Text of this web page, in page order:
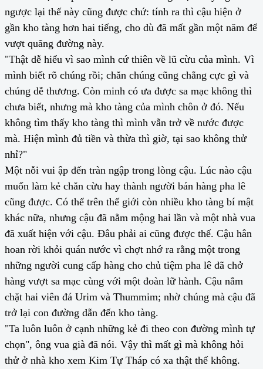
ngược lại thế này cũng được chứ: tính ra thì cậu hiện ở
gần kho tàng hơn hai tiếng, cho dù đã mất gần một năm để
vượt quãng đường này.
"Thật dễ hiểu vì sao mình cứ thiên về lũ cừu của mình. Vì
mình biết rõ chúng rồi; chăn chúng cũng chẳng cực gì và
chúng dễ thương. Còn minh có ưa được sa mạc không thì
chưa biết, nhưng mà kho tàng của mình chôn ở đó. Nếu
không tìm thấy kho tàng thì mình vẫn trở về nước được
mà. Hiện mình đủ tiền và thừa thì giờ, tại sao không thử
nhỉ?"
Một nỗi vui ập đến tràn ngập trong lòng cậu. Lúc nào cậu
muốn làm kẻ chăn cừu hay thành người bán hàng pha lê
cũng được. Có thể trên thế giới còn nhiều kho tàng bí mật
khác nữa, nhưng cậu đã nằm mộng hai lần và một nhà vua
đã xuất hiện với cậu. Đâu phải ai cũng được thế. Cậu hân
hoan rời khỏi quán nước vì chợt nhớ ra rằng một trong
những người cung cấp hàng cho chủ tiệm pha lê đã chở
hàng vượt sa mạc cùng với một đoàn lữ hành. Cậu nắm
chặt hai viên đá Urim và Thummim; nhờ chúng mà cậu đã
trở lại con đường dẫn đến kho tàng.
"Ta luôn luôn ở cạnh những kẻ đi theo con đường mình tự
chọn", ông vua già đã nói. Vậy thì mất gì mà không hỏi
thử ở nhà kho xem Kim Tự Tháp có xa thật thế không.